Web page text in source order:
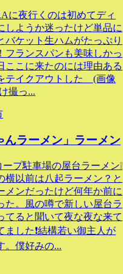
に夜行くのは初めてディ
しようか迷ったけど単品に
バケット生ハムがたっぷり
フランスパンも美味しかっ
ここに来たのには理由ある
テイクアウトした (画像
撮っ...
んラーメン」ラーメン
プ駐車場の屋台ラーメン❕
横以前は八起ラーメン？と
メンだったけど何年か前に
た。風の噂で新しい屋台ラ
てると聞いて夜な夜な来て
ました❗結構若い御主人が
。僕好みの...